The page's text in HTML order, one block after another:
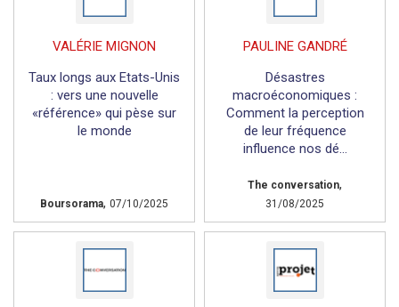
VALÉRIE MIGNON
Taux longs aux Etats-Unis
: vers une nouvelle
«référence» qui pèse sur
le monde
Boursorama, 07/10/2025
PAULINE GANDRÉ
Désastres
macroéconomiques :
Comment la perception
de leur fréquence
influence nos dé...
The conversation,
31/08/2025